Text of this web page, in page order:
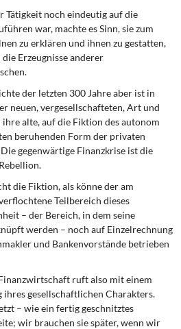
Tätigkeit noch eindeutig auf die
war, machte es Sinn, sie zum
zu erklären und ihnen zu gestatten,
Erzeugnisse anderer
der letzten 300 Jahre aber ist in
neuen, vergesellschafteten, Art und
alte, auf die Fiktion des autonom
beruhenden Form der privaten
gegenwärtige Finanzkrise ist die
die Fiktion, als könne der am
Teilbereich dieses
– der Bereich, in dem seine
werden – noch auf Einzelrechnung
und Bankenvorstände betrieben
ruft also mit einem
gesellschaftlichen Charakters.
– wie ein fertig geschnitztes
wir brauchen sie später, wenn wir